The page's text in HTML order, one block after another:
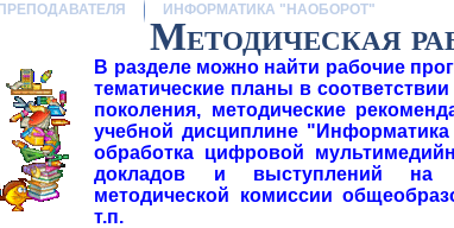
ИНФОРМАТИКА "НАОБОРОТ"
Методическая
В разделе можно найти рабочие
тематические планы в
поколения, методические
учебной дисциплине
обработка цифровой
докладов и выступлений на
методической комиссии
т.п.